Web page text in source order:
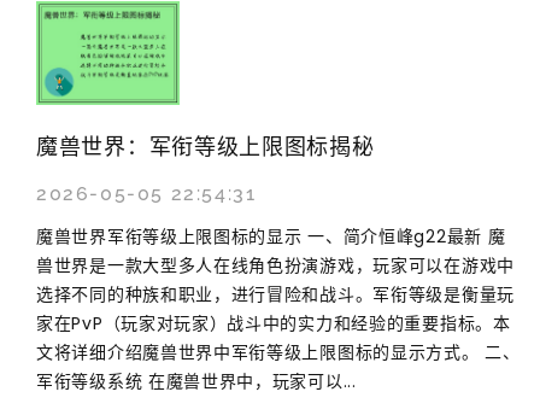
魔兽世界：军衔等级上限图标揭秘
2026-05-05 22:54:31
魔兽世界军衔等级上限图标的显示 一、简介恒峰g22最新 魔
兽世界是一款大型多人在线角色扮演游戏，玩家可以在游戏中
选择不同的种族和职业，进行冒险和战斗。军衔等级是衡量玩
家在PvP（玩家对玩家）战斗中的实力和经验的重要指标。本
文将详细介绍魔兽世界中军衔等级上限图标的显示方式。 二、
军衔等级系统 在魔兽世界中，玩家可以...